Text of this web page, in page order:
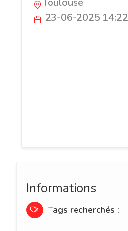
Toulouse
23-06-2025 14:22
Informations
Tags recherchés :